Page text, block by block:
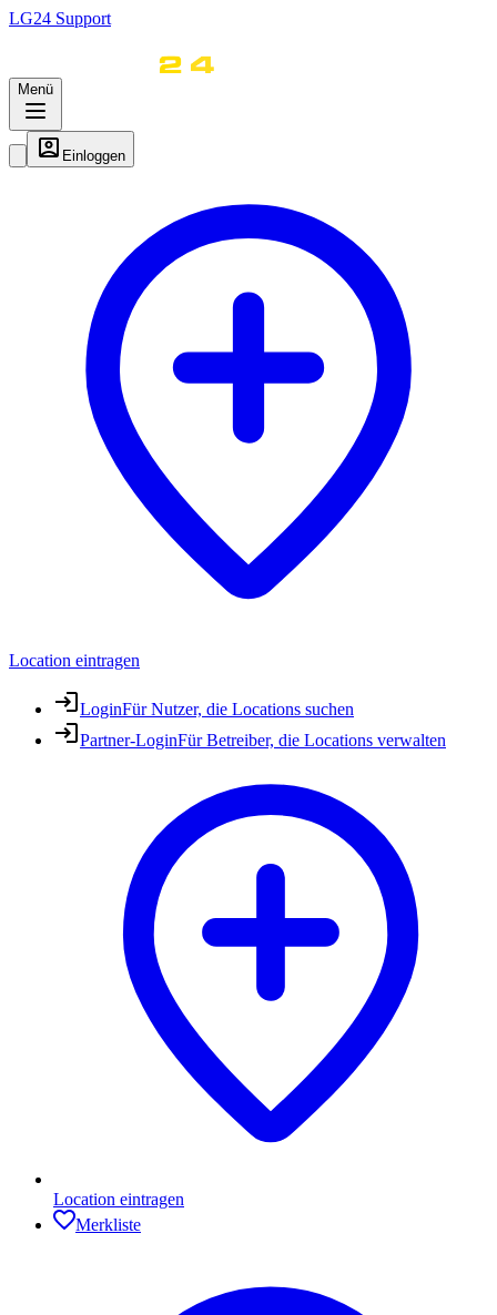
LG24 Support
Menü
Einloggen
Location eintragen
LoginFür Nutzer, die Locations suchen
Partner-LoginFür Betreiber, die Locations verwalten
Location eintragen
Merkliste